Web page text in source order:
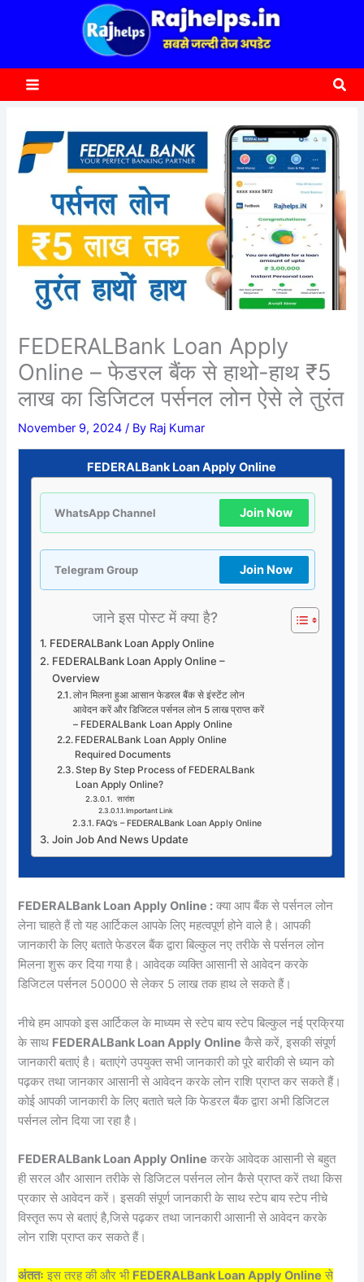
FEDERALBank Loan Apply
Online – फेडरल बैंक से हाथो-हाथ ₹5
लाख का डिजिटल पर्सनल लोन ऐसे ले तुरंत
November 9, 2024/ By Raj Kumar
FEDERALBank Loan Apply Online
WhatsApp Channel Join Now
Telegram Group Join Now
जाने इस पोस्ट में क्या है?
FEDERALBank Loan Apply Online
FEDERALBank Loan Apply Online –
Overview
लोन मिलना हुआ आसान फेडरल बैंक से इंस्टेंट लोन
आवेदन करें और डिजिटल पर्सनल लोन 5 लाख प्राप्त करें
– FEDERALBank Loan Apply Online
FEDERALBank Loan Apply Online
Required Documents
Step By Step Process of FEDERALBank
Loan Apply Online?
सारांश
Important Link
FAQ’s – FEDERALBank Loan Apply Online
Join Job And News Update
FEDERALBank Loan Apply Online : क्या आप बैंक से पर्सनल लोन
लेना चाहते हैं तो यह आर्टिकल आपके लिए महत्वपूर्ण होने वाले है। आपकी
जानकारी के लिए बताते फेडरल बैंक द्वारा बिल्कुल नए तरीके से पर्सनल लोन
मिलना शुरू कर दिया गया है। आवेदक व्यक्ति आसानी से आवेदन करके
डिजिटल पर्सनल 50000 से लेकर 5 लाख तक हाथ ले सकते हैं।
नीचे हम आपको इस आर्टिकल के माध्यम से स्टेप बाय स्टेप बिल्कुल नई प्रक्रिया
के साथ FEDERALBank Loan Apply Online कैसे करें, इसकी संपूर्ण
जानकारी बताएं है। बताएंगे उपयुक्त सभी जानकारी को पूरे बारीकी से ध्यान को
पढ़कर तथा जानकार आसानी से आवेदन करके लोन राशि प्राप्त कर सकते हैं।
कोई आपकी जानकारी के लिए बताते चले कि फेडरल बैंक द्वारा अभी डिजिटल
पर्सनल लोन दिया जा रहा है।
FEDERALBank Loan Apply Online करके आवेदक आसानी से बहुत
ही सरल और आसान तरीके से डिजिटल पर्सनल लोन कैसे प्राप्त करें तथा किस
प्रकार से आवेदन करें। इसकी संपूर्ण जानकारी के साथ स्टेप बाय स्टेप नीचे
विस्तृत रूप से बताएं है,जिसे पढ़कर तथा जानकारी आसानी से आवेदन करके
लोन राशि प्राप्त कर सकते हैं।
अंततः इस तरह की और भी FEDERALBank Loan Apply Online से
c